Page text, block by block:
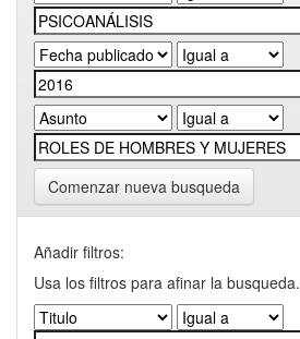
Comenzar nueva busqueda
Añadir filtros:
Usa los filtros para afinar la busqueda.